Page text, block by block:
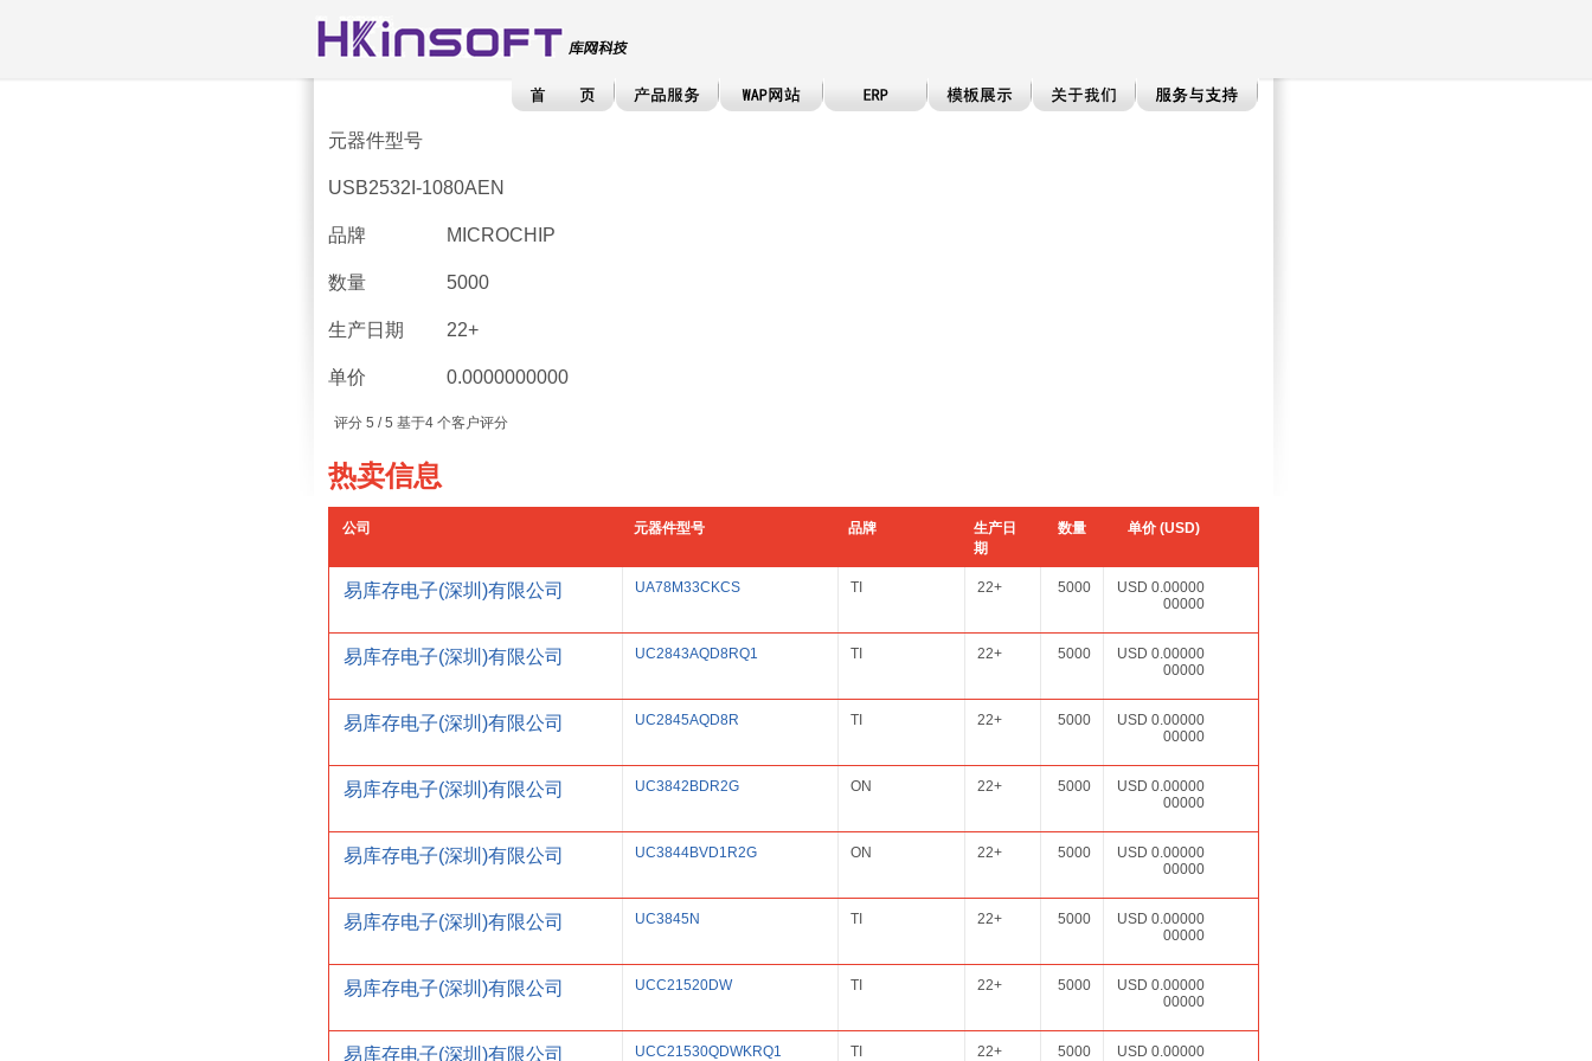
元器件型号
USB2532I-1080AEN
品牌 MICROCHIP
数量 5000
生产日期 22+
单价 0.0000000000
评分 5 / 5 基于4个客户评分
热卖信息
公司 元器件型号 品牌
生产日
期
数量 单价 (USD)
易库存电子(深圳)有限公司 UA78M33CKCS TI 22+ 5000 USD 0.00000
00000
易库存电子(深圳)有限公司 UC2843AQD8RQ1 TI 22+ 5000 USD 0.00000
00000
易库存电子(深圳)有限公司 UC2845AQD8R TI 22+ 5000 USD 0.00000
00000
易库存电子(深圳)有限公司 UC3842BDR2G ON 22+ 5000 USD 0.00000
00000
易库存电子(深圳)有限公司 UC3844BVD1R2G ON 22+ 5000 USD 0.00000
00000
易库存电子(深圳)有限公司 UC3845N TI 22+ 5000 USD 0.00000
00000
易库存电子(深圳)有限公司 UCC21520DW TI 22+ 5000 USD 0.00000
00000
易库存电子(深圳)有限公司 UCC21530QDWKRQ1 TI 22+ 5000 USD 0.00000